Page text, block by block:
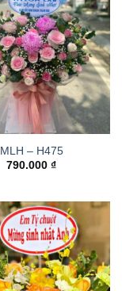
MLH – H475
790.000 ₫